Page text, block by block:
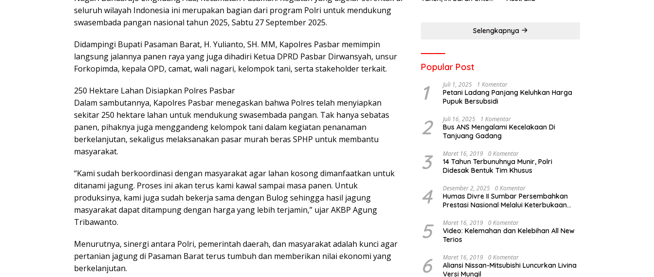
seluruh wilayah Indonesia ini merupakan bagian dari program Polri untuk mendukung
swasembada pangan nasional tahun 2025, Sabtu 27 September 2025.
Didampingi Bupati Pasaman Barat, H. Yulianto, SH. MM, Kapolres Pasbar memimpin
langsung jalannya panen raya yang juga dihadiri Ketua DPRD Pasbar Dirwansyah, unsur
Forkopimda, kepala OPD, camat, wali nagari, kelompok tani, serta stakeholder terkait.
250 Hektare Lahan Disiapkan Polres Pasbar
Dalam sambutannya, Kapolres Pasbar menegaskan bahwa Polres telah menyiapkan
sekitar 250 hektare lahan untuk mendukung swasembada pangan. Tak hanya sebatas
panen, pihaknya juga menggandeng kelompok tani dalam kegiatan penanaman
berkelanjutan, sekaligus melaksanakan pasar murah beras SPHP untuk membantu
masyarakat.
“Kami sudah berkoordinasi dengan masyarakat agar lahan kosong dimanfaatkan untuk
ditanami jagung. Proses ini akan terus kami kawal sampai masa panen. Untuk
produksinya, kami juga sudah bekerja sama dengan Bulog sehingga hasil jagung
masyarakat dapat ditampung dengan harga yang lebih terjamin,” ujar AKBP Agung
Tribawanto.
Menurutnya, sinergi antara Polri, pemerintah daerah, dan masyarakat adalah kunci agar
pertanian jagung di Pasaman Barat terus tumbuh dan memberikan nilai ekonomi yang
berkelanjutan.
Selengkapnya
Popular Post
1 Juli 1, 2025 1 Komentar
Petani Ladang Panjang Keluhkan Harga
Pupuk Bersubsidi
2 Juli 16, 2025 1 Komentar
Bus ANS Mengalami Kecelakaan Di
Tanjuang Gadang
3 Maret 16, 2019 0 Komentar
14 Tahun Terbunuhnya Munir, Polri
Didesak Bentuk Tim Khusus
4 Desember 2, 2025 0 Komentar
Humas Divre II Sumbar Persembahkan
Prestasi Nasional Melalui Keterbukaan
5 Maret 16, 2019 0 Komentar
Video: Kelemahan dan Kelebihan All New
Terios
6 Maret 16, 2019 0 Komentar
Aliansi Nissan-Mitsubishi Luncurkan Livina
Versi Mungil